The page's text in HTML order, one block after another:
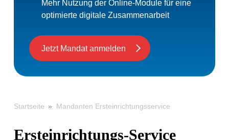
Mehr Nutzung der Online-Module für eine
optimierte digitale Zusammenarbeit
Jetzt Mandat anmelden
Startseite » Mandanten Ersteinrichtungsservice
Ersteinrichtungs-Service